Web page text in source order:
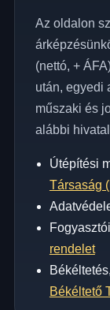
Az oldalon
(nettó, +
után, egyedi
műszaki és
alábbi
Útépítési
Társaság
rendelet
Békéltető